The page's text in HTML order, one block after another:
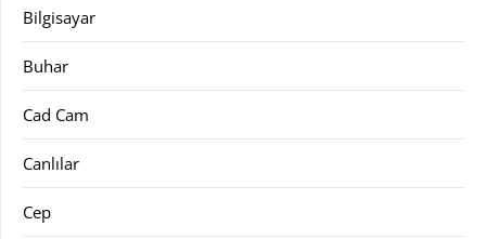
Bilgisayar
Buhar
Cad Cam
Canlılar
Cep